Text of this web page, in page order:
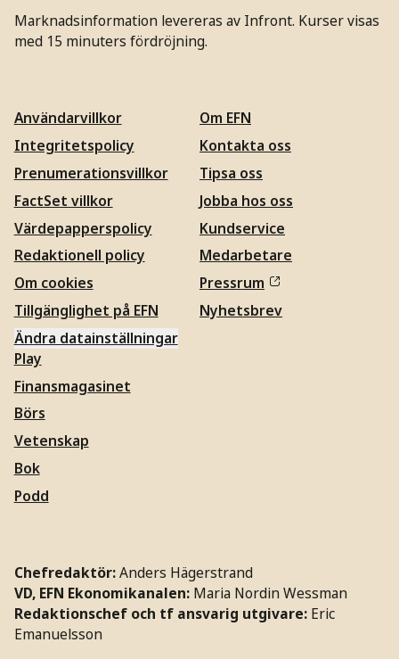
Marknadsinformation levereras av Infront. Kurser visas
med 15 minuters fördröjning.
Användarvillkor
Integritetspolicy
Prenumerationsvillkor
FactSet villkor
Värdepapperspolicy
Redaktionell policy
Om cookies
Tillgänglighet på EFN
Ändra datainställningar
Om EFN
Kontakta oss
Tipsa oss
Jobba hos oss
Kundservice
Medarbetare
Pressrum
Nyhetsbrev
Play
Finansmagasinet
Börs
Vetenskap
Bok
Podd
Chefredaktör:Anders Hägerstrand
VD, EFN Ekonomikanalen: Maria Nordin Wessman
Redaktionschef och tf ansvarig utgivare: Eric
Emanuelsson